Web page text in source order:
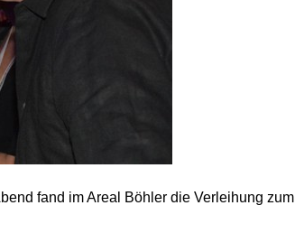
fand im Areal Böhler die Verleihung zum